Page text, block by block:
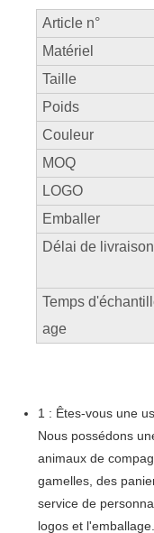
Article n°
Matériel
Taille
Poids
Couleur
MOQ
LOGO
Emballer
Délai de livraison
Temps
age
1 : Êtes-vous une
Nous possédons
animaux de
gamelles, des
service de
logos et l'emballage.